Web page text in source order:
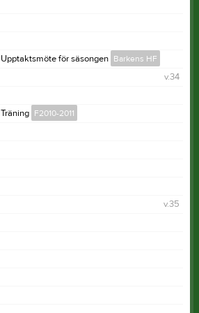
Upptaktsmöte för säsongen Barkens HF
v.34
Träning F2010-2011
v.35